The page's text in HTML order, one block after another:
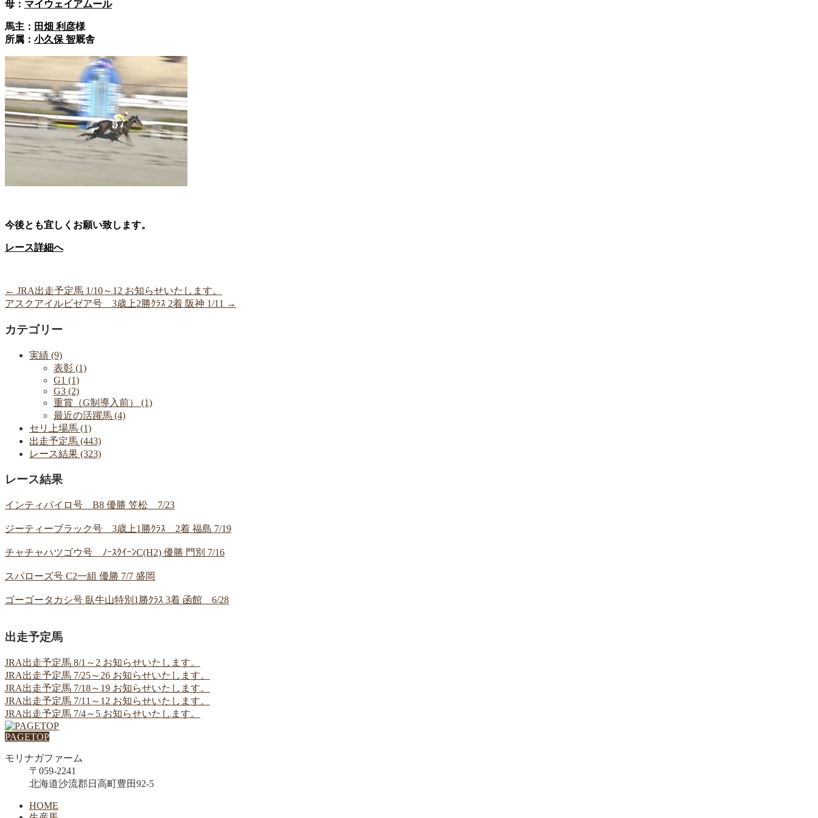
母： マイウェイアムール
馬主： 田畑 利彦様
所属： 小久保 智厩舎
今後とも宜しくお願い致します。
レース詳細へ
← JRA出走予定馬 1/10～12 お知らせいたします。
アスクアイルビゼア号 3歳上2勝ｸﾗｽ 2着 阪神 1/11 →
カテゴリー
実績 (9)
表彰 (1)
G1 (1)
G3 (2)
重賞（G制導入前） (1)
最近の活躍馬 (4)
セリ上場馬 (1)
出走予定馬 (443)
レース結果 (323)
レース結果
インティパイロ号 B8 優勝 笠松 7/23
ジーティーブラック号 3歳上1勝ｸﾗｽ 2着 福島 7/19
チャチャハツゴウ号 ﾉｰｽｸｲｰﾝC(H2) 優勝 門別 7/16
スパローズ号 C2一組 優勝 7/7 盛岡
ゴーゴータカシ号 臥牛山特別1勝ｸﾗｽ 3着 函館 6/28
出走予定馬
JRA出走予定馬 8/1～2 お知らせいたします。
JRA出走予定馬 7/25～26 お知らせいたします。
JRA出走予定馬 7/18～19 お知らせいたします。
JRA出走予定馬 7/11～12 お知らせいたします。
JRA出走予定馬 7/4～5 お知らせいたします。
PAGETOP
モリナガファーム
〒059-2241
北海道沙流郡日高町豊田92-5
HOME